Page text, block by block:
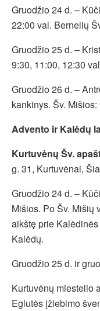
Gruodžio 24 d. –
22:00 val. Bernelių
Gruodžio 25 d. –
9:30, 11:00, 12:30
Gruodžio 26 d. –
kankinys. Šv.
Advento ir Kalėdų
Kurtuvėnų Šv.
g. 31, Kurtuvėnai,
Gruodžio 24 d. –
Mišios. Po Šv. Mišių
aikštę prie
Kalėdų.
Gruodžio 25 d. ir
Kurtuvėnų miestelio
Eglutės įžiebimo